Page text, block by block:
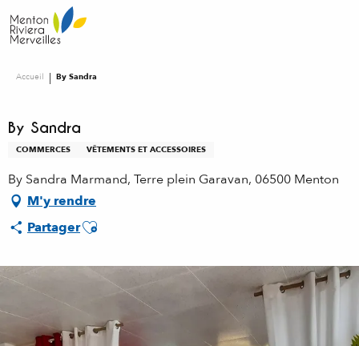
au
contenu
Accueil By Sandra
By Sandra
COMMERCES VÊTEMENTS ET ACCESSOIRES
By Sandra Marmand, Terre plein Garavan, 06500 Menton
M'y rendre
PartagerAjouter aux favoris